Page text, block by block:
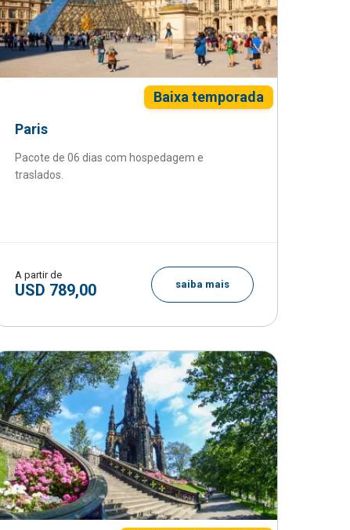
Baixa temporada
Paris
Pacote de 06 dias com hospedagem e
traslados.
A partir de
USD 789,00 saiba mais